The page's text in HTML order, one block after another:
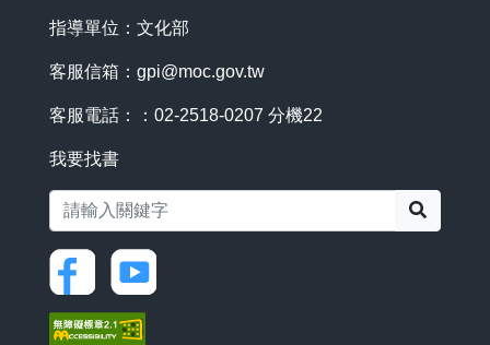
指導單位：文化部
客服信箱： gpi@moc.gov.tw
客服電話：：02-2518-0207 分機22
我要找書